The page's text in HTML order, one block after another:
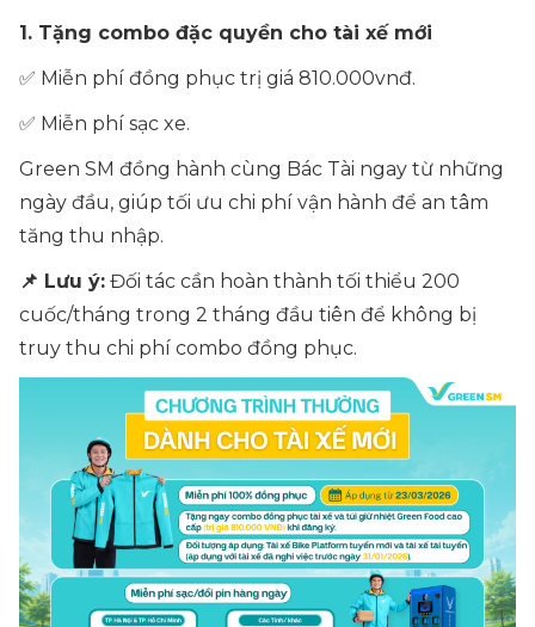
1. Tặng combo đặc quyền cho tài xế mới
✅ Miễn phí đồng phục trị giá 810.000vnđ.
✅ Miễn phí sạc xe.
Green SM đồng hành cùng Bác Tài ngay từ những
ngày đầu, giúp tối ưu chi phí vận hành để an tâm
tăng thu nhập.
📌 Lưu ý: Đối tác cần hoàn thành tối thiểu 200
cuốc/tháng trong 2 tháng đầu tiên để không bị
truy thu chi phí combo đồng phục.